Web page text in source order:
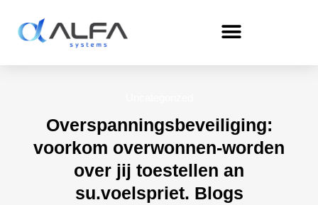
content
Overspanningsbeveiliging:
voorkom overwonnen-worden
over jij toestellen an
su.voelspriet. Blogs